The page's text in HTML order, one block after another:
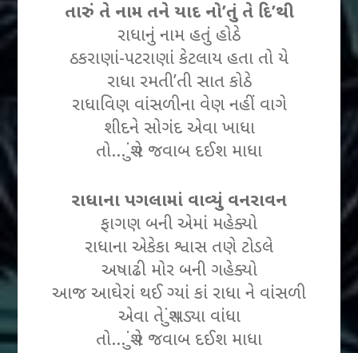
તારું તે નામ તને યાદ નો’તું તે દિ’થી
રાધાનું નામ હતું હોઠે
ઠકરાણાં-પટરાણાં કેટલાય હતા તો યે
રાધા રમતી’તી સાત કોઠે
રાધાવિણ વાંસળીના વેણ નહીં વાગે
શીદને સોગંદ એવા ખાધા
તો… શું રે જવાબ દઈશ માધા
રાધાના પગલામાં વાવ્યું વનરાવન
ફાગણ બની એમાં મહેક્યો
રાધાના એકેકા શ્વાસ તણે ટોડલે
અષાઢી મોર બની ગહેક્યો
આજ આઘેરાં થઈ ગ્યાં કાં રાધા ને વાંસળી
એવા તે શું પડ્યા વાંધા
તો… શું રે જવાબ દઈશ માધા